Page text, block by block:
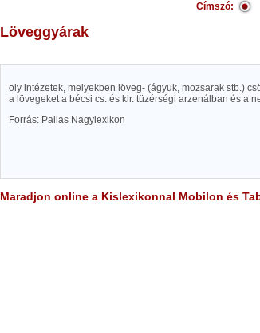
Címszó:
Löveggyárak
oly intézetek, melyekben löveg- (ágyuk, mozsarak stb.)
a lövegeket a bécsi cs. és kir. tüzérségi arzenálban és a
Forrás: Pallas Nagylexikon
Maradjon online a Kislexikonnal Mobilon és